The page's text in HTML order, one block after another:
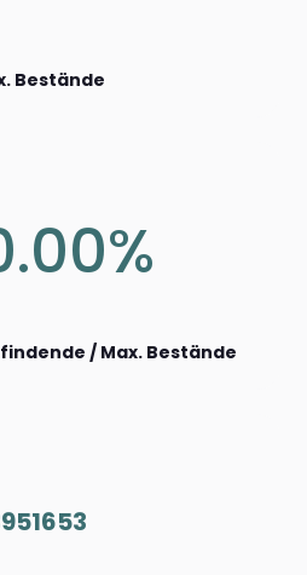
Bestände
/ Max. Bestände